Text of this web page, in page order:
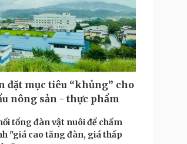
Công nghệ
Sành điệu
Tin Công nghệ
Trải nghiệm
Chuyển đổi số
Podcast
Câu chuyện thời sự
Đọc truyện đêm khuya
Cửa sổ tình yêu
đặt mục tiêu “khủng” cho
nông sản - thực phẩm
tổng đàn vật nuôi để chấm
"giá cao tăng đàn, giá thấp